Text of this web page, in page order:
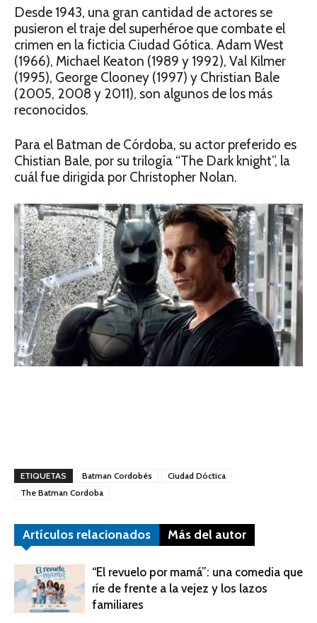
Desde 1943, una gran cantidad de actores se
pusieron el traje del superhéroe que combate el
crimen en la ficticia Ciudad Gótica. Adam West
(1966), Michael Keaton (1989 y 1992), Val Kilmer
(1995), George Clooney (1997) y Christian Bale
(2005, 2008 y 2011), son algunos de los más
reconocidos.
Para el Batman de Córdoba, su actor preferido es
Chistian Bale, por su trilogía “The Dark knight”, la
cuál fue dirigida por Christopher Nolan.
ETIQUETAS Batman Cordobés
Ciudad Dóctica
The Batman Cordoba
Artículos relacionados Más del autor
“El revuelo por mamá”: una comedia que
ríe de frente a la vejez y los lazos
familiares